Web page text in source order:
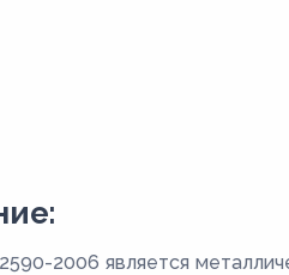
2006 является